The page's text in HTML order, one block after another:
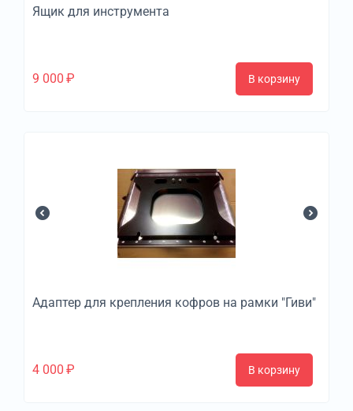
Ящик для инструмента
9 000 ₽ В корзину
Адаптер для крепления кофров на рамки "Гиви"
4 000 ₽ В корзину